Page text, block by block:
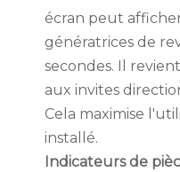
écran peut
génératrices de
secondes. Il
aux invites
Cela maximise
installé.
Indicateurs de